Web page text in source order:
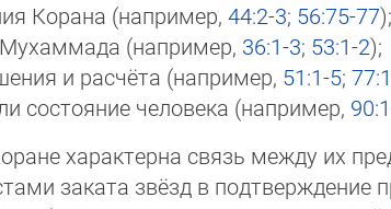
Корана (например, 44:2-3; 56:75-77);
(например, 36:1-3; 53:1-2);
и расчёта (например, 51:1-5;
состояние человека (например,
характерна связь между их
заката звёзд в